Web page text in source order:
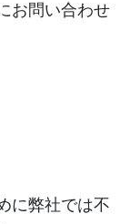
お問い合わせ
に弊社では不